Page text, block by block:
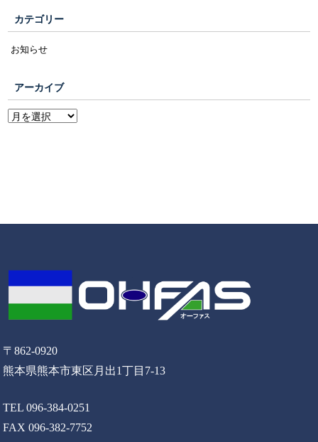
カテゴリー
お知らせ
アーカイブ
〒862-0920
熊本県熊本市東区月出1丁目7-13
TEL 096-384-0251
FAX 096-382-7752